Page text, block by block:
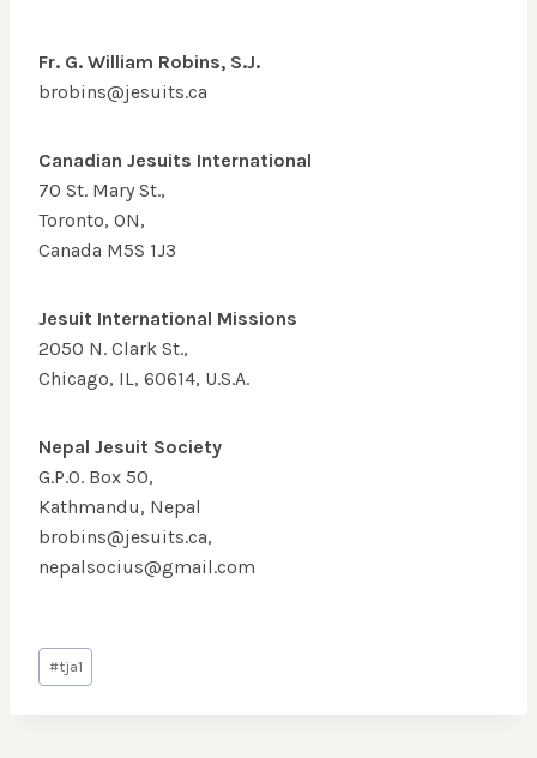
Fr. G. William Robins, S.J.
brobins@jesuits.ca
Canadian Jesuits International
70 St. Mary St.,
Toronto, ON,
Canada M5S 1J3
Jesuit International Missions
2050 N. Clark St.,
Chicago, IL, 60614, U.S.A.
Nepal Jesuit Society
G.P.O. Box 50,
Kathmandu, Nepal
brobins@jesuits.ca,
nepalsocius@gmail.com
Post
Tags:
#tja1